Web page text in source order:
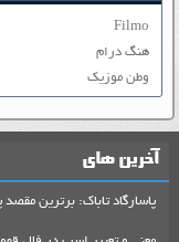
Filmo
هنگ درام
وطن موزیک
آخرین های
پاسارگاد تاباک: برترین